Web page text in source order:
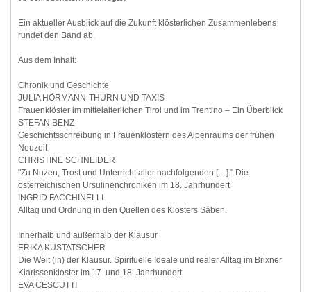
Ein aktueller Ausblick auf die Zukunft klösterlichen Zusammenlebens
rundet den Band ab.
Aus dem Inhalt:
Chronik und Geschichte
JULIA HÖRMANN-THURN UND TAXIS
Frauenklöster im mittelalterlichen Tirol und im Trentino – Ein Überblick
STEFAN BENZ
Geschichtsschreibung in Frauenklöstern des Alpenraums der frühen
Neuzeit
CHRISTINE SCHNEIDER
"Zu Nuzen, Trost und Unterricht aller nachfolgenden […]." Die
österreichischen Ursulinenchroniken im 18. Jahrhundert
INGRID FACCHINELLI
Alltag und Ordnung in den Quellen des Klosters Säben.
Innerhalb und außerhalb der Klausur
ERIKA KUSTATSCHER
Die Welt (in) der Klausur. Spirituelle Ideale und realer Alltag im Brixner
Klarissenkloster im 17. und 18. Jahrhundert
EVA CESCUTTI